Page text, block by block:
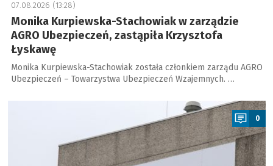
07.08.2026 (13:28)
Monika Kurpiewska-Stachowiak w zarządzie
AGRO Ubezpieczeń, zastąpiła Krzysztofa
Łyskawę
Monika Kurpiewska-Stachowiak została członkiem zarządu AGRO
Ubezpieczeń – Towarzystwa Ubezpieczeń Wzajemnych. …
0